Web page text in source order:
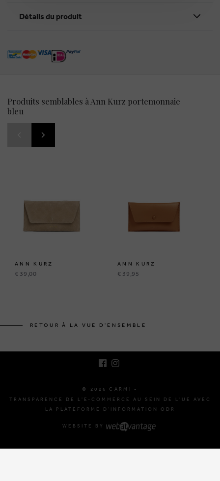
Détails du produit
Produits semblables à Ann Kurz portemonnaie
bleu
ANN KURZ
€ 39,00
ANN KURZ
€ 39,95
RETOUR À LA VUE D'ENSEMBLE
© 2026 CARMI -
TRANSPARENCE DE L'E-COMMERCE AU SEIN DE L'UE AVEC
LA PLATEFORME D'INFORMATION ODR
WEBSITE BY